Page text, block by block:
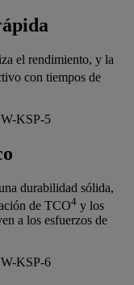
el rendimiento, y la
con tiempos de
durabilidad sólida,
de TCO4 y los
a los esfuerzos de